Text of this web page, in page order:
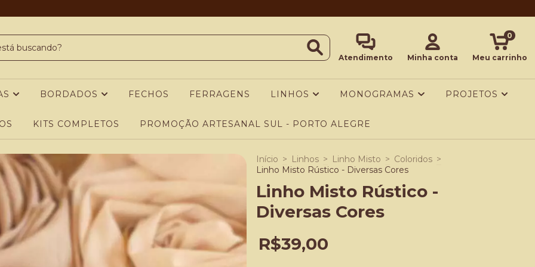
Atendimento Minha conta Meu carrinho
0
BORDADOS FECHOS FERRAGENS LINHOS MONOGRAMAS PROJETOS
KITS COMPLETOS PROMOÇÃO ARTESANAL SUL - PORTO ALEGRE
Início > Linhos > Linho Misto > Coloridos >
Linho Misto Rústico - Diversas Cores
Linho Misto Rústico -
Diversas Cores
R$39,00